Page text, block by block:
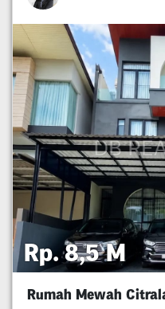
Rp. 8,5 M
Rumah Mewah